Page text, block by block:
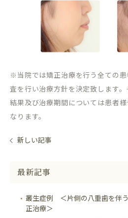
※当院では矯正治療を行う全ての
査を行い治療方針を決定致します
結果及び治療期間については患者
なります。
新しい記事
最新記事
叢生症例 ＜片側の八重歯を伴
正治療＞